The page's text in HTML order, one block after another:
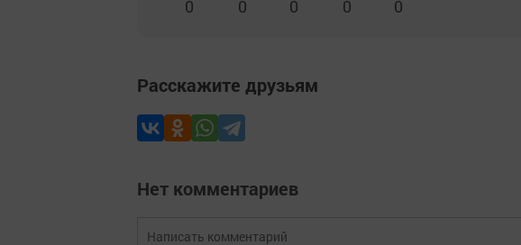
0 0 0 0 0
Расскажите друзьям
Нет комментариев